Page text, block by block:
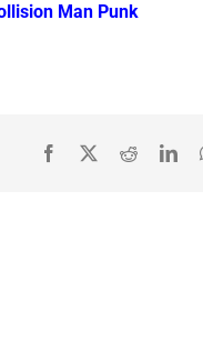
Man Punk